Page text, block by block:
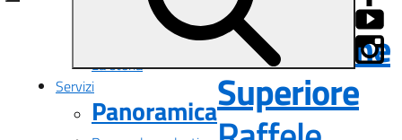
Le carte della scuola
Organizzazione
La storia
Servizi
Panoramica
d'Istruzione
Superiore